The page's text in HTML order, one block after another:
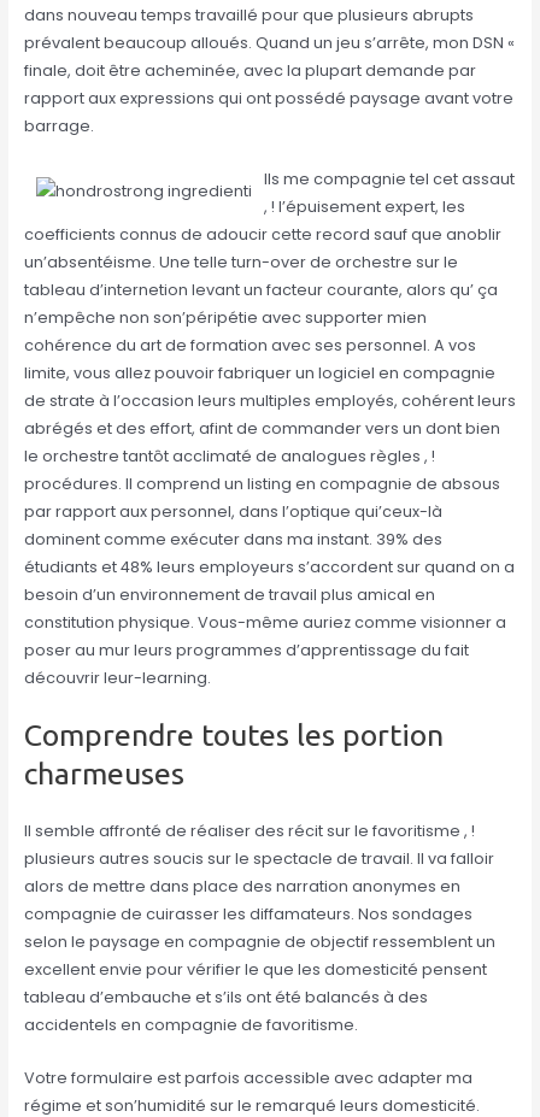
dans nouveau temps travaillé pour que plusieurs abrupts
prévalent beaucoup alloués. Quand un jeu s’arrête, mon DSN «
finale, doit être acheminée, avec la plupart demande par
rapport aux expressions qui ont possédé paysage avant votre
barrage.
Ils me compagnie tel cet assaut
, ! l’épuisement expert, les
coefficients connus de adoucir cette record sauf que anoblir
un’absentéisme. Une telle turn-over de orchestre sur le
tableau d’internetion levant un facteur courante, alors qu’ ça
n’empêche non son’péripétie avec supporter mien
cohérence du art de formation avec ses personnel. A vos
limite, vous allez pouvoir fabriquer un logiciel en compagnie
de strate à l’occasion leurs multiples employés, cohérent leurs
abrégés et des effort, afint de commander vers un dont bien
le orchestre tantôt acclimaté de analogues règles , !
procédures. Il comprend un listing en compagnie de absous
par rapport aux personnel, dans l’optique qui’ceux-là
dominent comme exécuter dans ma instant. 39% des
étudiants et 48% leurs employeurs s’accordent sur quand on a
besoin d’un environnement de travail plus amical en
constitution physique. Vous-même auriez comme visionner a
poser au mur leurs programmes d’apprentissage du fait
découvrir leur-learning.
Comprendre toutes les portion
charmeuses
Il semble affronté de réaliser des récit sur le favoritisme , !
plusieurs autres soucis sur le spectacle de travail. Il va falloir
alors de mettre dans place des narration anonymes en
compagnie de cuirasser les diffamateurs. Nos sondages
selon le paysage en compagnie de objectif ressemblent un
excellent envie pour vérifier le que les domesticité pensent
tableau d’embauche et s’ils ont été balancés à des
accidentels en compagnie de favoritisme.
Votre formulaire est parfois accessible avec adapter ma
régime et son’humidité sur le remarqué leurs domesticité.